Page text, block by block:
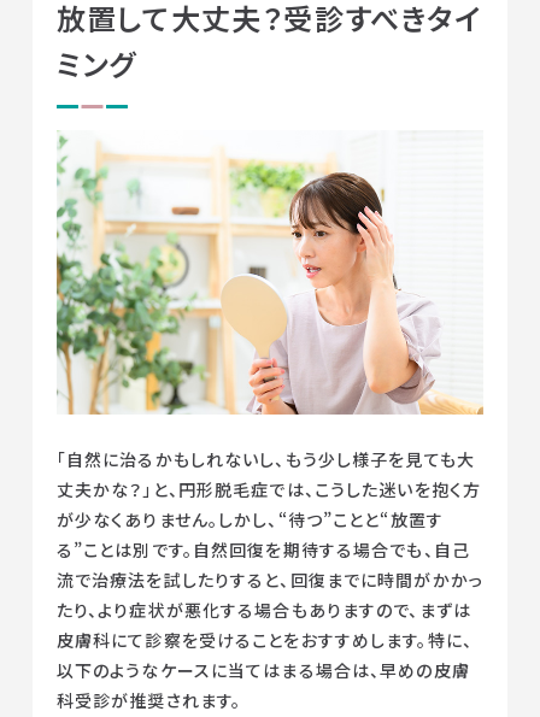
放置して大丈夫？受診すべきタイ
ミング
「自然に治るかもしれないし、もう少し様子を見ても大
丈夫かな？」と、円形脱毛症では、こうした迷いを抱く方
が少なくありません。しかし、“待つ”ことと“放置す
る”ことは別です。自然回復を期待する場合でも、自己
流で治療法を試したりすると、回復までに時間がかかっ
たり、より症状が悪化する場合もありますので、まずは
皮膚科にて診察を受けることをおすすめします。特に、
以下のようなケースに当てはまる場合は、早めの皮膚
科受診が推奨されます。